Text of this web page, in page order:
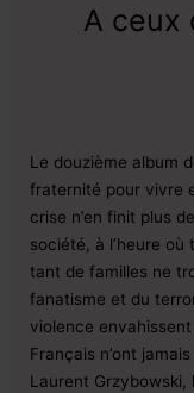
A ceux
Le douzième album
fraternité pour vivre
crise n’en finit plus
société, à l’heure
tant de familles ne
fanatisme et du
violence
Français n’ont
Laurent Grzybowski,